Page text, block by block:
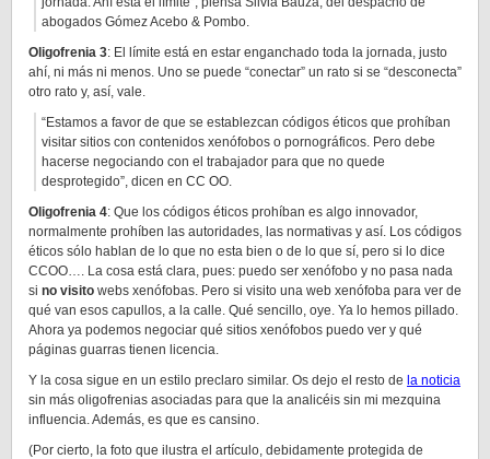
abogados Gómez Acebo & Pombo.
Oligofrenia 3: El límite está en estar enganchado toda la jornada, justo
ahí, ni más ni menos. Uno se puede “conectar” un rato si se “desconecta”
otro rato y, así, vale.
“Estamos a favor de que se establezcan códigos éticos que prohíban
visitar sitios con contenidos xenófobos o pornográficos. Pero debe
hacerse negociando con el trabajador para que no quede
desprotegido”, dicen en CC OO.
Oligofrenia 4: Que los códigos éticos prohíban es algo innovador,
normalmente prohíben las autoridades, las normativas y así. Los códigos
éticos sólo hablan de lo que no esta bien o de lo que sí, pero si lo dice
CCOO…. La cosa está clara, pues: puedo ser xenófobo y no pasa nada
si no visito webs xenófobas. Pero si visito una web xenófoba para ver de
qué van esos capullos, a la calle. Qué sencillo, oye. Ya lo hemos pillado.
Ahora ya podemos negociar qué sitios xenófobos puedo ver y qué
páginas guarras tienen licencia.
Y la cosa sigue en un estilo preclaro similar. Os dejo el resto de la noticia
sin más oligofrenias asociadas para que la analicéis sin mi mezquina
influencia. Además, es que es cansino.
(Por cierto, la foto que ilustra el artículo, debidamente protegida de